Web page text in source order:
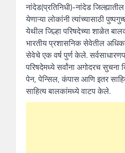
नांदेड(प्रतिनिधी)-नांदेड
येणाऱ्या लोकांनी त्यांच्यासाठी
येथील जिल्हा परिषदेच्या शाळेत
भारतीय प्रशासनिक सेवेतील
सेवेचे एक वर्ष पुर्ण केले.
परिषदेमध्ये सर्वांना अगोदरच सुचना
पेन, पेन्सिल, कंपास आणि इतर
साहित्य बालकांमध्ये वाटप केले.